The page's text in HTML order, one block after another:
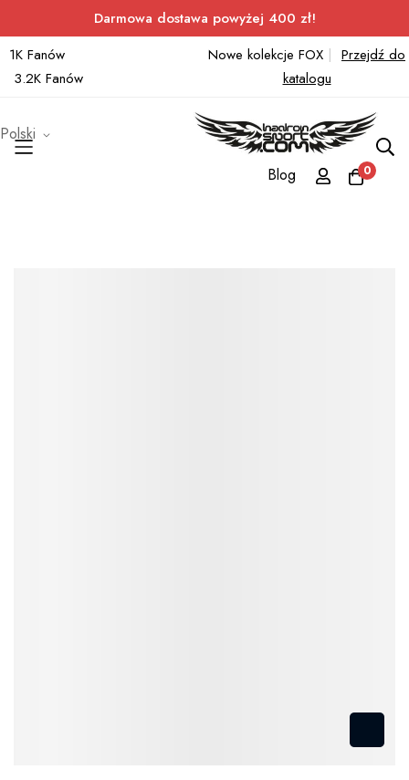
Darmowa dostawa powyżej 400 zł!
1K Fanów
3.2K Fanów
Nowe kolekcje FOX | Przejdź do
katalogu
Polski
Blog
0